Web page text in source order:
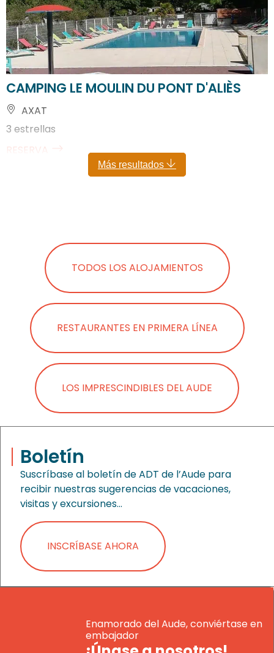
CAMPING LE MOULIN DU PONT D'ALIÈS
AXAT
3 estrellas
RESERVA
Más resultados
TODOS LOS ALOJAMIENTOS
RESTAURANTES EN PRIMERA LÍNEA
LOS IMPRESCINDIBLES DEL AUDE
Boletín
Suscríbase al boletín de ADT de l’Aude para
recibir nuestras sugerencias de vacaciones,
visitas y excursiones…
INSCRÍBASE AHORA
Enamorado del Aude, conviértase en
embajador